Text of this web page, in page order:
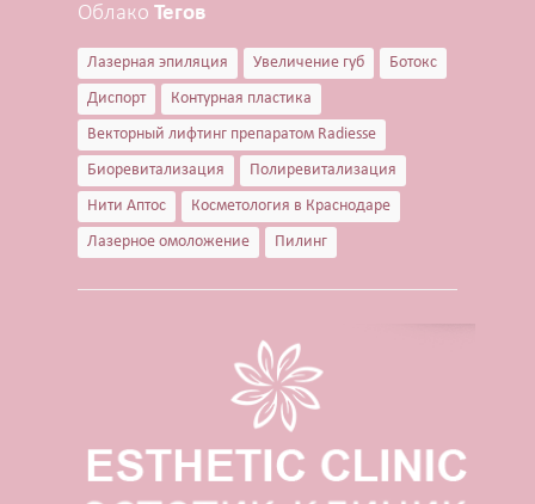
Облако Тегов
Лазерная эпиляция Увеличение губ
Ботокс
Диспорт
Контурная пластика
Векторный лифтинг препаратом Radiesse
Биоревитализация
Полиревитализация
Нити Аптос
Косметология в Краснодаре
Лазерное омоложение
Пилинг